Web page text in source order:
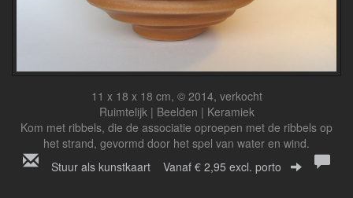
11 x 18 x 18 cm, © 2014, verkocht
Ruimtelijk | Beelden | Keramiek
Kom met ribbels, die de associatie oproepen met de ribbels op
het strand, gevormd door het spel van water en wind.
Stuur als kunstkaart Vanaf € 2,95 excl. porto